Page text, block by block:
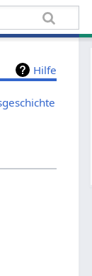
Hilfe